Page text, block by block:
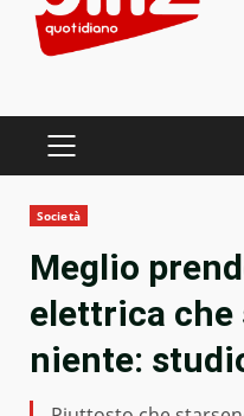
PRIMARY
Società
Meglio
elettrica che
niente: